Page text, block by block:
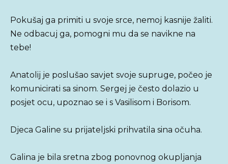
Pokušaj ga primiti u svoje srce, nemoj kasnije žaliti.
Ne odbacuj ga, pomogni mu da se navikne na
tebe!
Anatolij je poslušao savjet svoje supruge, počeo je
komunicirati sa sinom. Sergej je često dolazio u
posjet ocu, upoznao se i s Vasilisom i Borisom.
Djeca Galine su prijateljski prihvatila sina očuha.
Galina je bila sretna zbog ponovnog okupljanja